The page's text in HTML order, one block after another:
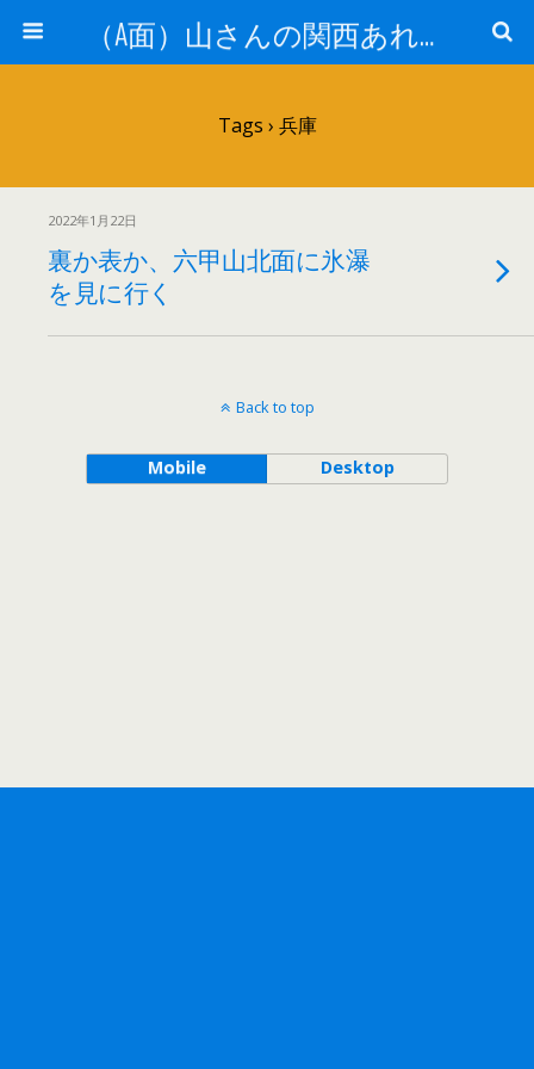
（A面）山さんの関西あれこれ見て歩き （B面）山さんの戦国あれこれ読み歩き
Tags › 兵庫
2022年1月22日
裏か表か、六甲山北面に氷瀑
を見に行く
Back to top
Mobile Desktop